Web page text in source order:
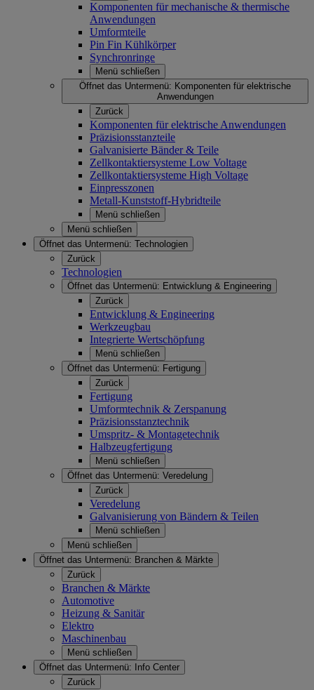
Komponenten für mechanische & thermische
Anwendungen
Umformteile
Pin Fin Kühlkörper
Synchronringe
Menü schließen
Öffnet das Untermenü: Komponenten für elektrische
Anwendungen
Zurück
Komponenten für elektrische Anwendungen
Präzisionsstanzteile
Galvanisierte Bänder & Teile
Zellkontaktiersysteme Low Voltage
Zellkontaktiersysteme High Voltage
Einpresszonen
Metall-Kunststoff-Hybridteile
Menü schließen
Menü schließen
Öffnet das Untermenü: Technologien
Zurück
Technologien
Öffnet das Untermenü: Entwicklung & Engineering
Zurück
Entwicklung & Engineering
Werkzeugbau
Integrierte Wertschöpfung
Menü schließen
Öffnet das Untermenü: Fertigung
Zurück
Fertigung
Umformtechnik & Zerspanung
Präzisionsstanztechnik
Umspritz- & Montagetechnik
Halbzeugfertigung
Menü schließen
Öffnet das Untermenü: Veredelung
Zurück
Veredelung
Galvanisierung von Bändern & Teilen
Menü schließen
Menü schließen
Öffnet das Untermenü: Branchen & Märkte
Zurück
Branchen & Märkte
Automotive
Heizung & Sanitär
Elektro
Maschinenbau
Menü schließen
Öffnet das Untermenü:
Info Center
Zurück